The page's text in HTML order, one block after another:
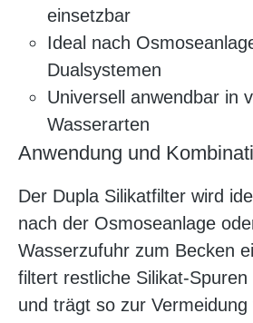
einsetzbar
Ideal nach
Dualsystemen
Universell anwendbar in
Wasserarten
Anwendung und
Der Dupla Silikatfilter wird
nach der Osmoseanlage
Wasserzufuhr zum Becken
filtert restliche Silikat-
und trägt so zur Vermeidung